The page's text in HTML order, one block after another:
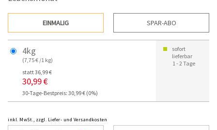
EINMALIG SPAR-ABO
4kg
(7,75 € /1 kg)
statt 36,99 €
30,99 €
30-Tage-Bestpreis: 30,99 € (0%)
sofort
lieferbar
1 - 2 Tage
inkl. MwSt., zzgl. Liefer- und Versandkosten